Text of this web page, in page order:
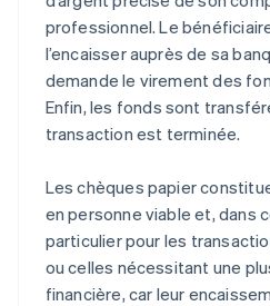
professionnel. Le
l’encaisser auprès de sa
demande le virement des
Enfin, les fonds sont
transaction est terminée.
Les chèques papier
en personne viable et, dans
particulier pour les
ou celles nécessitant une
financière, car leur